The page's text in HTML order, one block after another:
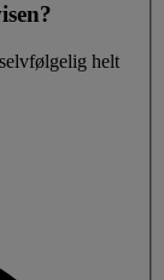
helt